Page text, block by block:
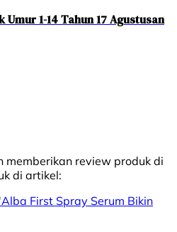
Umur 1-14 Tahun 17 Agustusan
memberikan review produk di
di artikel:
First Spray Serum Bikin